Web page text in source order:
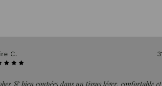
Pascale P.
"très bien"